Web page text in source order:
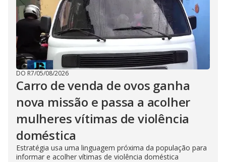
DO R7/05/08/2026
Carro de venda de ovos ganha
nova missão e passa a acolher
mulheres vítimas de violência
doméstica
Estratégia usa uma linguagem próxima da população para
informar e acolher vítimas de violência doméstica